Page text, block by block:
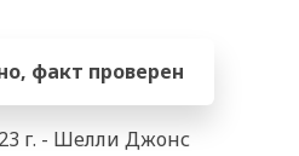
факт проверен
г. - Шелли Джонс